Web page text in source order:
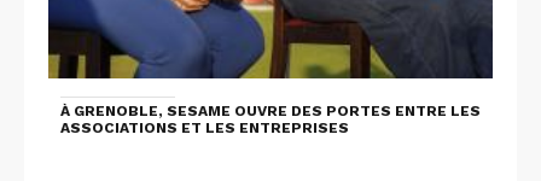
À GRENOBLE, SESAME OUVRE DES PORTES ENTRE LES
ASSOCIATIONS ET LES ENTREPRISES